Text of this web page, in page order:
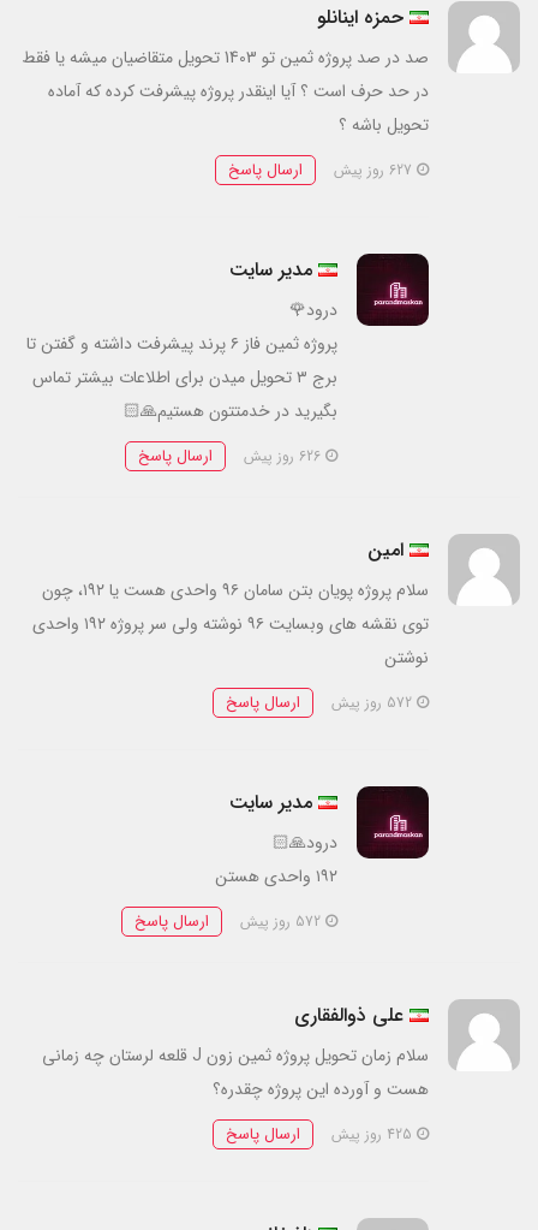
حمزه اینانلو
صد در صد پروژه ثمین تو 1403 تحویل متقاضیان میشه یا فقط
در حد حرف است ؟ آیا اینقدر پروژه پیشرفت کرده که آماده
تحویل باشه ؟
ارسال پاسخ
مدیر سایت
درود🌹
پروژه ثمین فاز ۶ پرند پیشرفت داشته و گفتن تا
برج ۳ تحویل میدن برای اطلاعات بیشتر تماس
بگیرید در خدمتتون هستیم🙏🏻
ارسال پاسخ
امین
سلام پروژه پویان بتن سامان ۹۶ واحدی هست یا ۱۹۲، چون
توی نقشه های وبسایت ۹۶ نوشته ولی سر پروژه ۱۹۲ واحدی
نوشتن
ارسال پاسخ
مدیر سایت
درود🙏🏻
۱۹۲ واحدی هستن
ارسال پاسخ
علی ذوالفقاری
سلام زمان تحویل پروژه ثمین زون J قلعه لرستان چه زمانی
هست و آورده این پروژه چقدره؟
ارسال پاسخ